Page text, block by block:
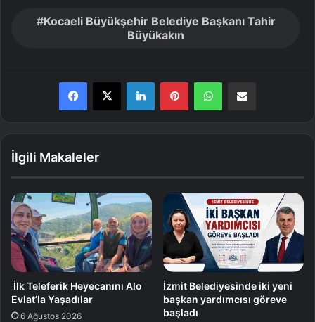
Kocaeli Büyükşehir Belediye Başkanı Tahir
Büyükakın
İlgili Makaleler
İlk Teleferik Heyecanını Alo
Evlat’la Yaşadılar
6 Ağustos 2026
İzmit Belediyesinde iki yeni
başkan yardımcısı göreve
başladı